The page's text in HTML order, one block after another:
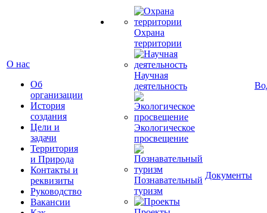
О нас
Об
организации
История
создания
Цели и
задачи
Территория
и Природа
Контакты и
реквизиты
Руководство
Вакансии
Охрана
территории
Научная
деятельность
Экологическое
просвещение
Познавательный
туризм
Документы